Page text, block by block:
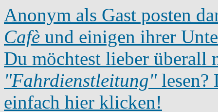
Anonym als Gast posten
Cafè und einigen ihrer
Du möchtest lieber überall
"Fahrdienstleitung"lesen?
einfach hier klicken!